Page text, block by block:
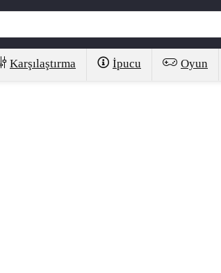
Karşılaştırma İpucu Oyun